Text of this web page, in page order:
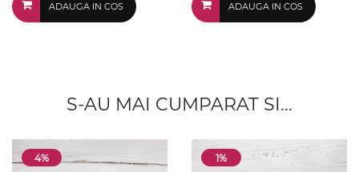
ADAUGA IN COS ADAUGA IN COS
S-AU MAI CUMPARAT SI...
4% 1%